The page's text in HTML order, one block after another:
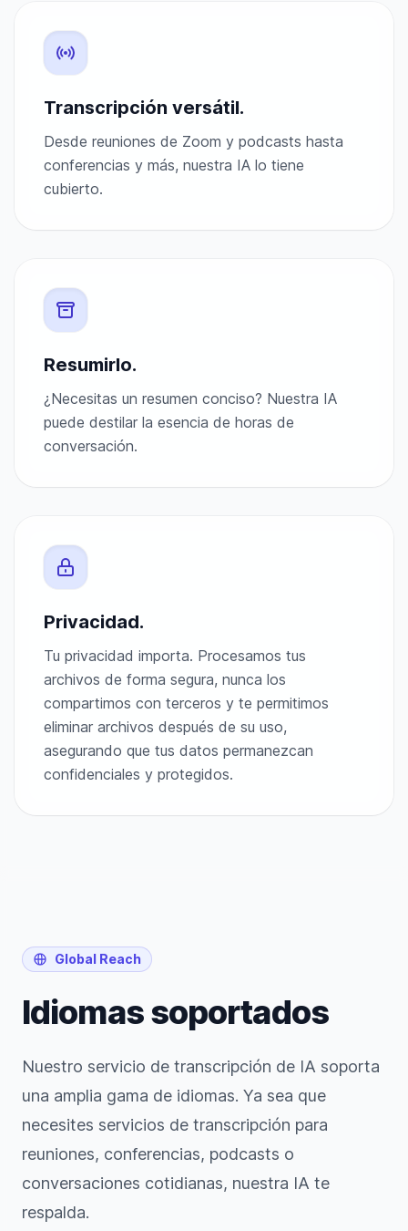
Transcripción versátil.
Desde reuniones de Zoom y podcasts hasta
conferencias y más, nuestra IA lo tiene
cubierto.
Resumirlo.
¿Necesitas un resumen conciso? Nuestra IA
puede destilar la esencia de horas de
conversación.
Privacidad.
Tu privacidad importa. Procesamos tus
archivos de forma segura, nunca los
compartimos con terceros y te permitimos
eliminar archivos después de su uso,
asegurando que tus datos permanezcan
confidenciales y protegidos.
Global Reach
Idiomas soportados
Nuestro servicio de transcripción de IA soporta
una amplia gama de idiomas. Ya sea que
necesites servicios de transcripción para
reuniones, conferencias, podcasts o
conversaciones cotidianas, nuestra IA te
respalda.